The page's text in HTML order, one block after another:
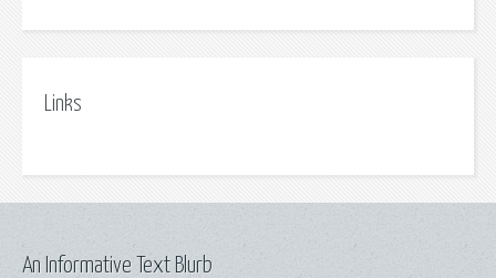
Links
An Informative Text Blurb